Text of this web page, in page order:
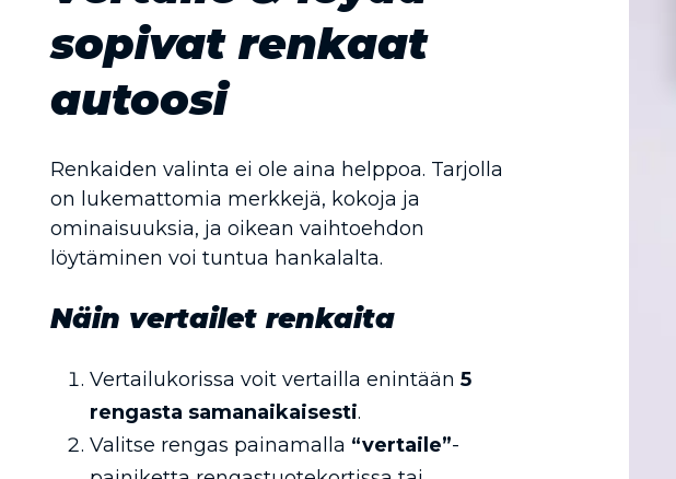
sopivat renkaat
autoosi
Renkaiden valinta ei ole aina helppoa. Tarjolla
on lukemattomia merkkejä, kokoja ja
ominaisuuksia, ja oikean vaihtoehdon
löytäminen voi tuntua hankalalta.
Näin vertailet renkaita
Vertailukorissa voit vertailla enintään 5
rengasta samanaikaisesti.
Valitse rengas painamalla “vertaile”-